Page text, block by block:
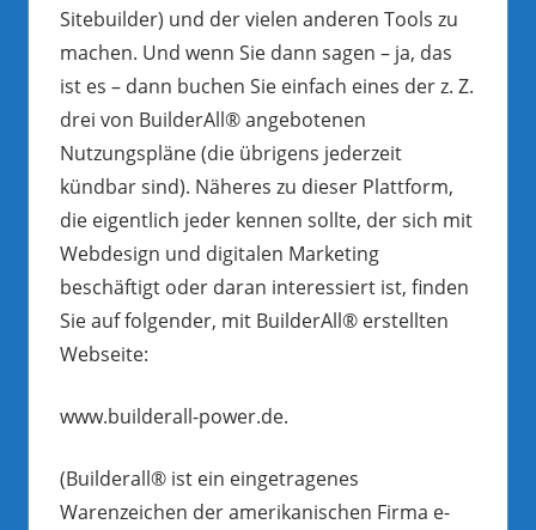
Sitebuilder) und der vielen anderen Tools zu
machen. Und wenn Sie dann sagen – ja, das
ist es – dann buchen Sie einfach eines der z. Z.
drei von BuilderAll® angebotenen
Nutzungspläne (die übrigens jederzeit
kündbar sind). Näheres zu dieser Plattform,
die eigentlich jeder kennen sollte, der sich mit
Webdesign und digitalen Marketing
beschäftigt oder daran interessiert ist, finden
Sie auf folgender, mit BuilderAll® erstellten
Webseite:
www.builderall-power.de.
(Builderall® ist ein eingetragenes
Warenzeichen der amerikanischen Firma e-